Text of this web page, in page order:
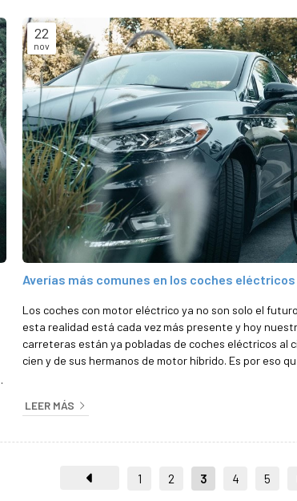
panorama actual. Se trata d...
22
nov
Averías más comunes en los coches eléctricos
Los coches con motor eléctrico ya no son solo el
esta realidad está cada vez más presente y hoy
carreteras están ya pobladas de coches eléctricos al
cien y de sus hermanos de motor híbrido. Es por eso
madrugadores con respecto a las nuevas tendencias
mecánico enteramente prepara...
LEER MÁS
1 2 3 4 5